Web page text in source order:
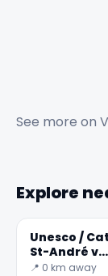
See more on
Explore
Unesco /
St-André v
Bordeaux
📍 0 km away